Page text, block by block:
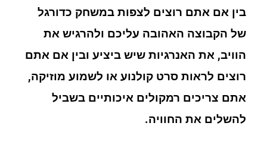
בין אם אתם רוצים לצפות במשחק כדורגל
של הקבוצה האהובה עליכם ולהרגיש את
הוויב, את האנרגיות שיש ביציע ובין אם אתם
רוצים לראות סרט קולנוע או לשמוע מוזיקה,
אתם צריכים רמקולים איכותיים בשביל
להשלים את החוויה.